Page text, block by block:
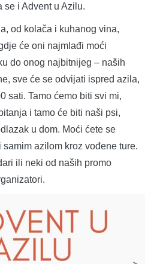
se i Advent u Azilu.
od kolača i kuhanog vina,
će oni najmlađi moći
do onog najbitnijeg – naših
sve će se odvijati ispred azila,
sati. Tamo ćemo biti svi mi,
i tamo će biti naši psi,
u dom. Moći ćete se
azilom kroz vođene ture.
ili neki od naših promo